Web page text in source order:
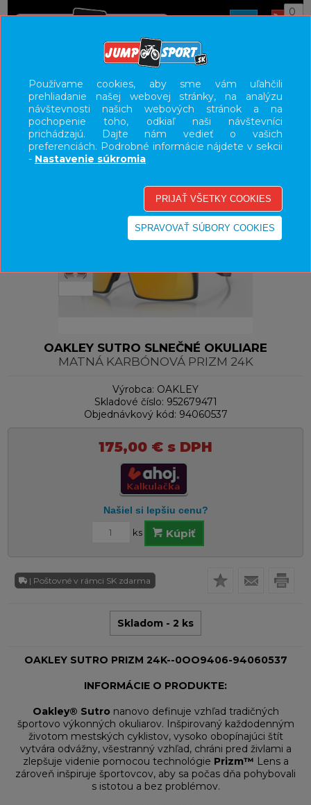
0
UŽÍVATEĽSKÝ PANEL
KATEGÓRIE
HLAVNÉ MENU
OAKLEY SUTRO SLNEČNÉ OKULIARE
MATNÁ KARBÓNOVÁ PRIZM 24K
Výrobca: OAKLEY
Skladové číslo: 952679471
Objednávkový kód: 94060537
175,00 € s DPH
ks Kúpiť
| Poštovné v rámci SK zdarma
Skladom - 2 ks
OAKLEY SUTRO PRIZM 24K--0OO9406-94060537
INFORMÁCIE O PRODUKTE:
Oakley® Sutro nanovo definuje vzhľad tradičných
športovo výkonných okuliarov. Inšpirovaný každodenným
životom mestských cyklistov, vysoko obopínajúci štít
vytvára odvážny, všestranný vzhľad, chráni pred živlami a
zlepšuje videnie pomocou technológie Prizm™ Lens a
zároveň inšpiruje športovcov, aby sa počas dňa pohybovali
s istotou a bez problémov.
Používame cookies, aby sme vám uľahčili
prehliadanie našej webovej stránky, na analýzu
návštevnosti našich webových stránok a na
pochopenie toho, odkiaľ naši návštevníci
prichádzajú. Dajte nám vedieť o vašich
preferenciách. Podrobné informácie nájdete v sekcii
- Nastavenie súkromia